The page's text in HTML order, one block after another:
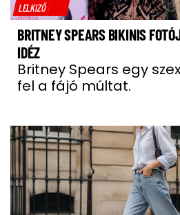
LELKIZŐ
BRITNEY SPEARS BIKINIS
IDÉZ
Britney Spears egy
fel a fájó múltat.